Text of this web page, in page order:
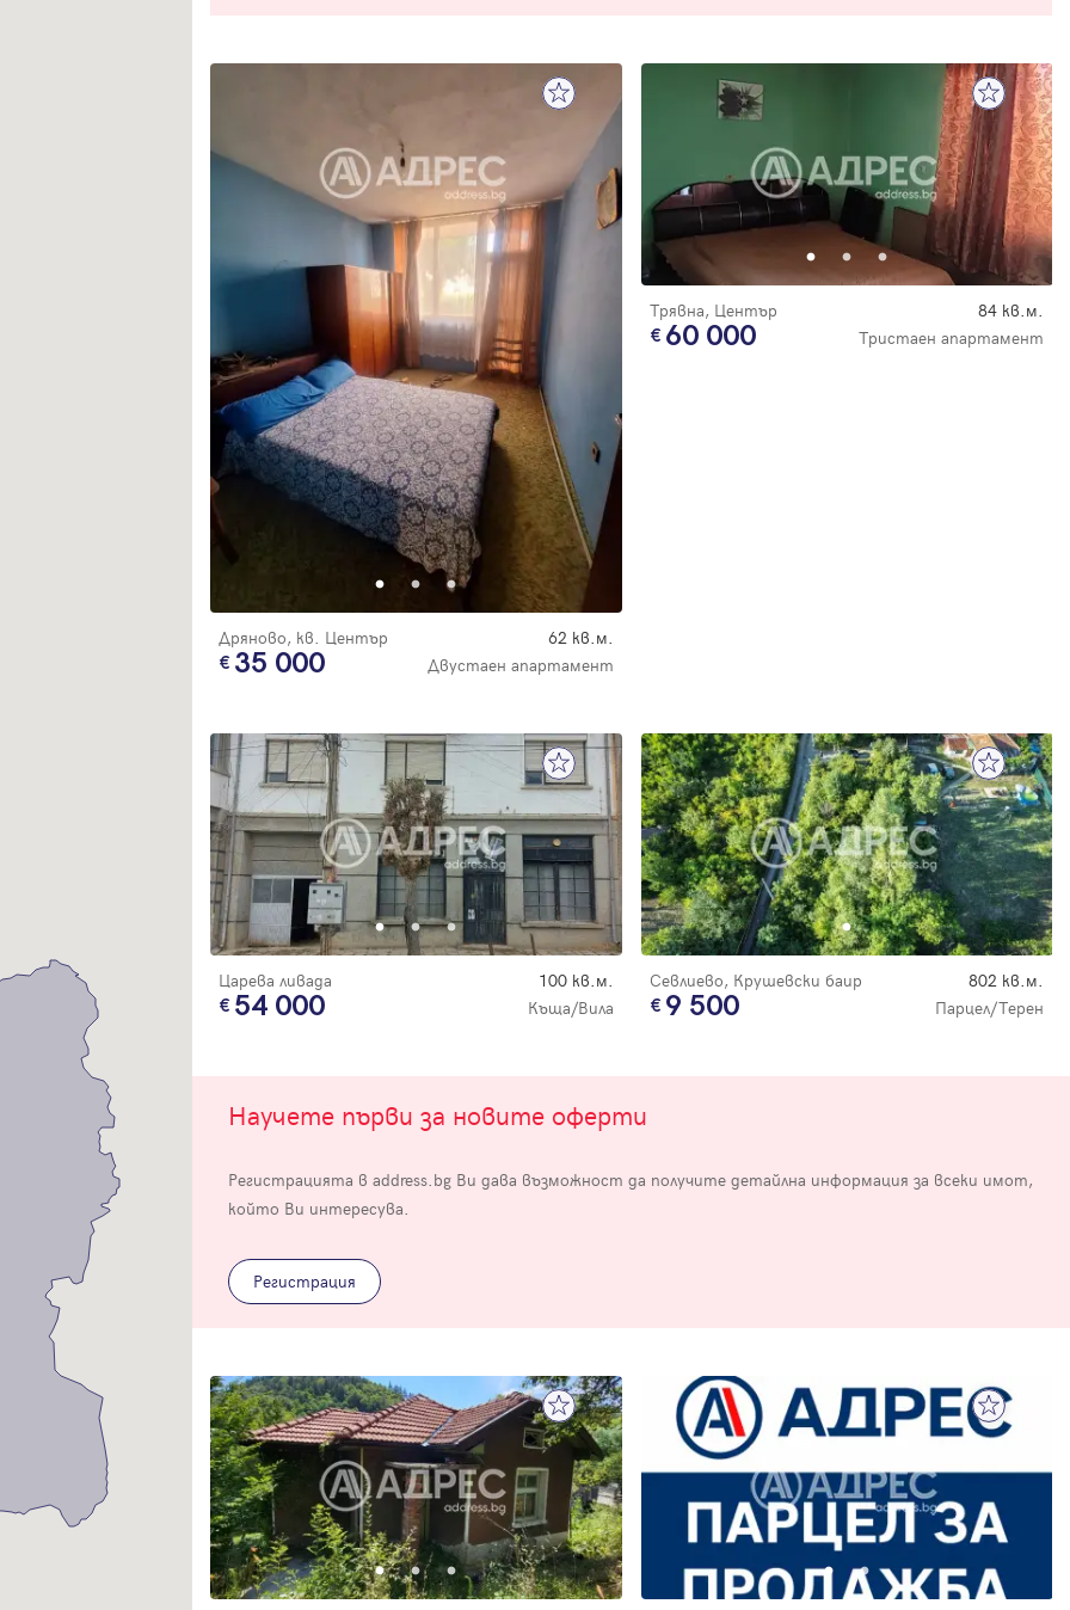
Дряново, кв. Център 62 кв.м.
35 000 Двустаен апартамент
Трявна, Център 84 кв.м.
60 000 Тристаен апартамент
Царева ливада 100 кв.м.
54 000 Къща/Вила
Севлиево, Крушевски баир 802 кв.м.
9 500 Парцел/Терен
Научете първи за новите оферти
Регистрацията в address.bg Ви дава възможност да получите детайлна информация за всеки имот,
който Ви интересува.
Регистрация
Благодарим ви! Проверете имейл адрес си, за да активирате
регистрацията.
Благодарим ви! Очаквайте скоро да се свържем с вас!
Влезте с профила си, за да разгледате повече снимки и да получите
Продължи с Facebook
Вход с имейл
Забравена парола
Регистрация